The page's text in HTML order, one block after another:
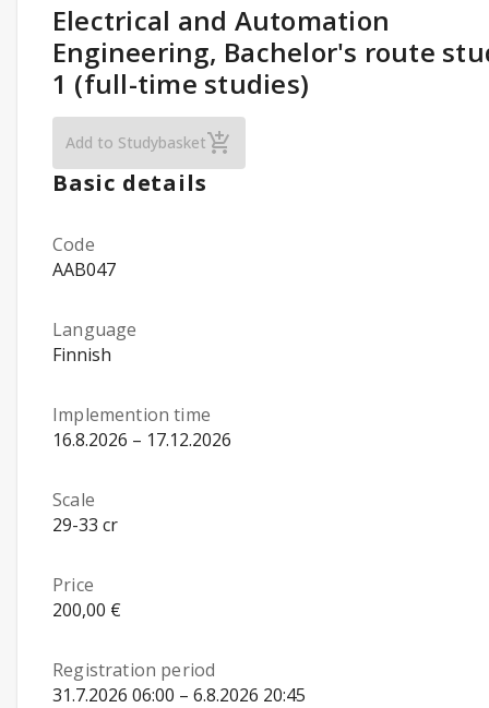
Study Details:
Electrical and Automation
Engineering, Bachelor's route
1 (full-time studies)
Add to StudybasketElectrical and Automation Engineering,
Basic details
Code
AAB047
Language
Finnish
Implemention time
16.8.2026 – 17.12.2026
Scale
29-33 cr
Price
200,00 €
Registration period
31.7.2026 06:00 – 6.8.2026 20:45